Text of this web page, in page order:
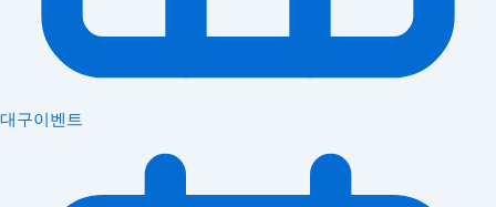
대구이벤트